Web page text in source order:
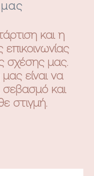
και η
σχέσης μας.
είναι να
σεβασμό και
στιγμή.